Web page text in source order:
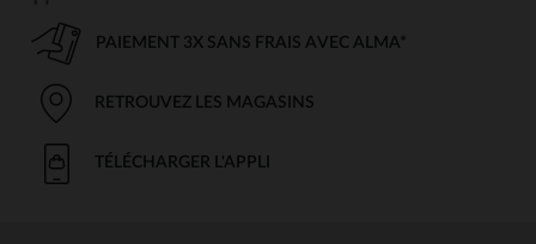
PAIEMENT 3X SANS FRAIS AVEC ALMA*
RETROUVEZ LES MAGASINS
TÉLÉCHARGER L'APPLI